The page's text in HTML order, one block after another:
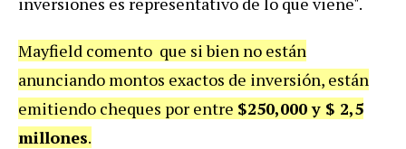
Mayfield comento que si bien no están
anunciando montos exactos de inversión, están
emitiendo cheques por entre $250,000 y $ 2,5
millones.